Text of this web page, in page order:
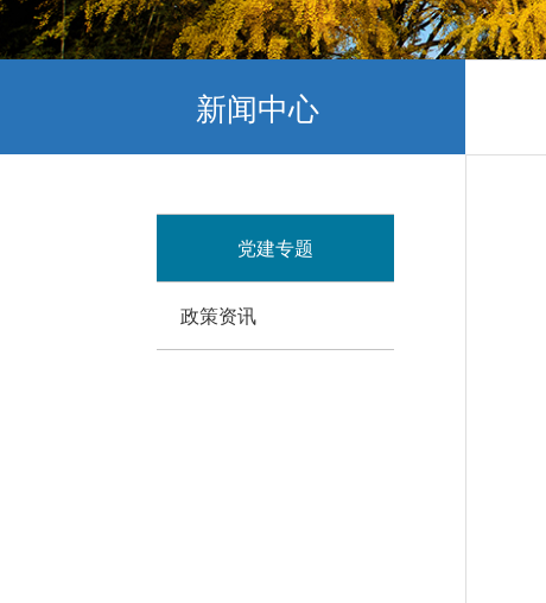
新闻中心
党建专题
政策资讯